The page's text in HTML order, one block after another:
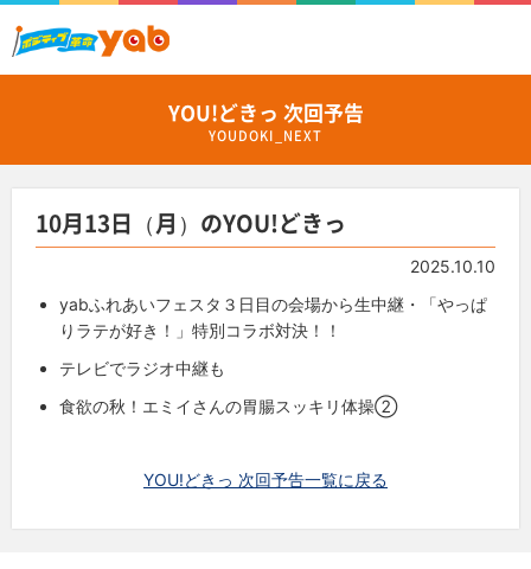
YOU!どきっ 次回予告
YOUDOKI_NEXT
10月13日（月）のYOU!どきっ
2025.10.10
yabふれあいフェスタ３日目の会場から生中継・「やっぱ
りラテが好き！」特別コラボ対決！！
テレビでラジオ中継も
食欲の秋！エミイさんの胃腸スッキリ体操②
YOU!どきっ 次回予告一覧に戻る